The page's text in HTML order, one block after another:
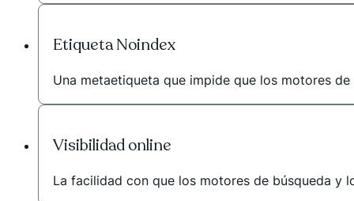
Etiqueta Noindex
Una metaetiqueta que impide que los motores
Visibilidad online
La facilidad con que los motores de búsqueda y